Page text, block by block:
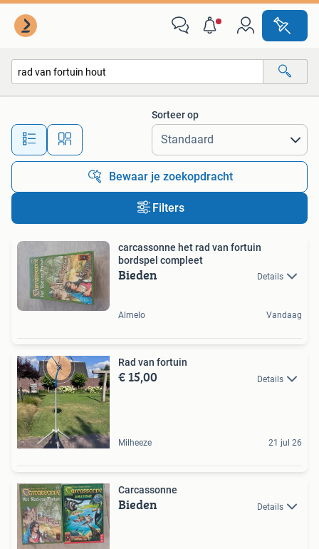
Alle afstanden…
Sorteer op
Bewaar je zoekopdracht
Filters
carcassonne het rad van fortuin
bordspel compleet
Bieden Details
Almelo Vandaag
Rad van fortuin
€ 15,00 Details
Milheeze 21 jul 26
Carcassonne
Bieden Details